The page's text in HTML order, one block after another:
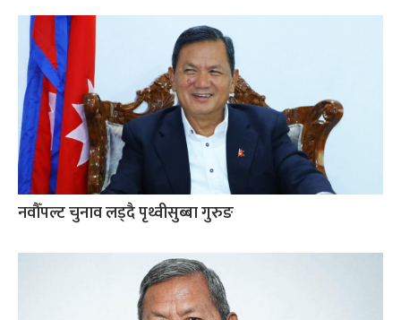
नवौँपल्ट चुनाव लड्दै पृथ्वीसुब्बा गुरुङ